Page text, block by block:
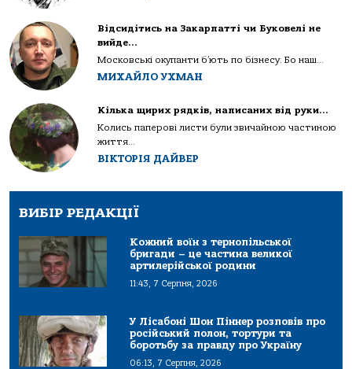
Відсидітись на Закарпатті чи Буковелі не
вийде…
Московські окупанти б’ють по бізнесу. Бо наш...
МИХАЙЛО УХМАН
Кілька щирих рядків, написаних від руки…
Колись паперові листи були звичайною частиною
життя...
ВІКТОРІЯ ДАЙВЕР
ВИБІР РЕДАКЦІЇ
Кожний воїн з тернопільської
бригади – це частина великої
артилерійської родини
11:43, 7 Серпня, 2026
У Лісабоні Шон Піннер розповів про
російський полон, тортури та
боротьбу за правду про Україну
06:13, 7 Серпня, 2026